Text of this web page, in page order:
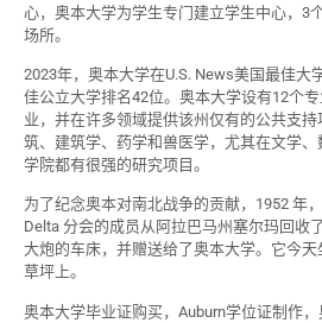
心，奥本大学为学生专门建立学生中心，3
场所。
2023年，奥本大学在U.S. News美国最佳大
佳公立大学排名42位。奥本大学设有12个
业，并在许多领域提供该州仅有的公共支
筑、建筑学、药学和兽医学，尤其在文学
学院都有很强的研究项目。
为了纪念奥本对南北战争的贡献，1952 年
Delta 分会的成员从阿拉巴马州塞尔玛回收
大炮的车床，并赠送给了奥本大学。它今
草坪上。
奥本大学毕业证购买，Auburn学位证制作